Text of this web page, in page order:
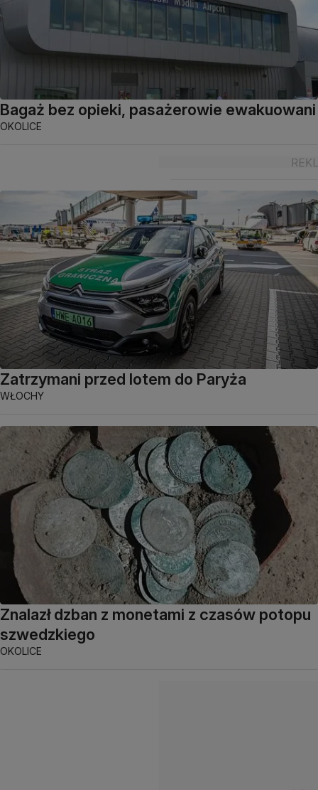
Bagaż bez opieki, pasażerowie ewakuowani
OKOLICE
Zatrzymani przed lotem do Paryża
WŁOCHY
Znalazł dzban z monetami z czasów potopu
szwedzkiego
OKOLICE